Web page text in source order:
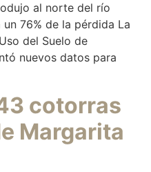
al norte del río
76% de la pérdida La
del Suelo de
nuevos datos para
cotorras
Margarita